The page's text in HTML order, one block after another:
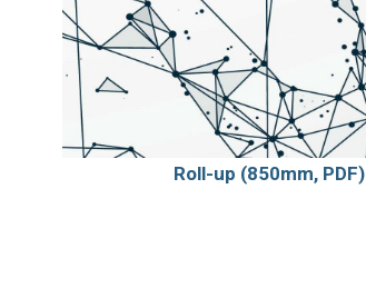
Roll-up (850mm, PDF)